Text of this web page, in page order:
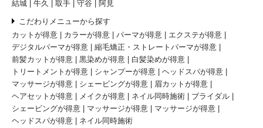
結城
牛久 取手 守谷 阿見
こだわりメニューから探す
カットが得意
カラーが得意 パーマが得意
エクステが得意
デジタルパーマが得意
縮毛矯正・ストレートパーマが得意
前髪カットが得意
黒染めが得意
白髪染めが得意
トリートメントが得意
シャンプーが得意
ヘッドスパが得意
マッサージが得意
シェービングが得意
眉カットが得意
ヘアセットが得意
メイクが得意 ネイル同時施術
ブライダル
シェービングが得意
マッサージが得意
マッサージが得意
ヘッドスパが得意
ネイル同時施術